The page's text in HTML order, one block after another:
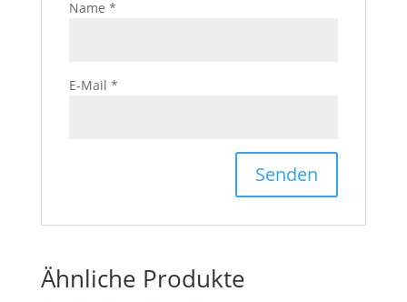
Name *
E-Mail *
Ähnliche Produkte